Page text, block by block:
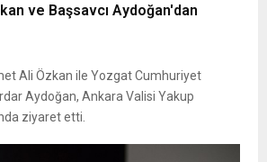
ve Başsavcı Aydoğan'dan
Ali Özkan ile Yozgat Cumhuriyet
Aydoğan, Ankara Valisi Yakup
ziyaret etti.